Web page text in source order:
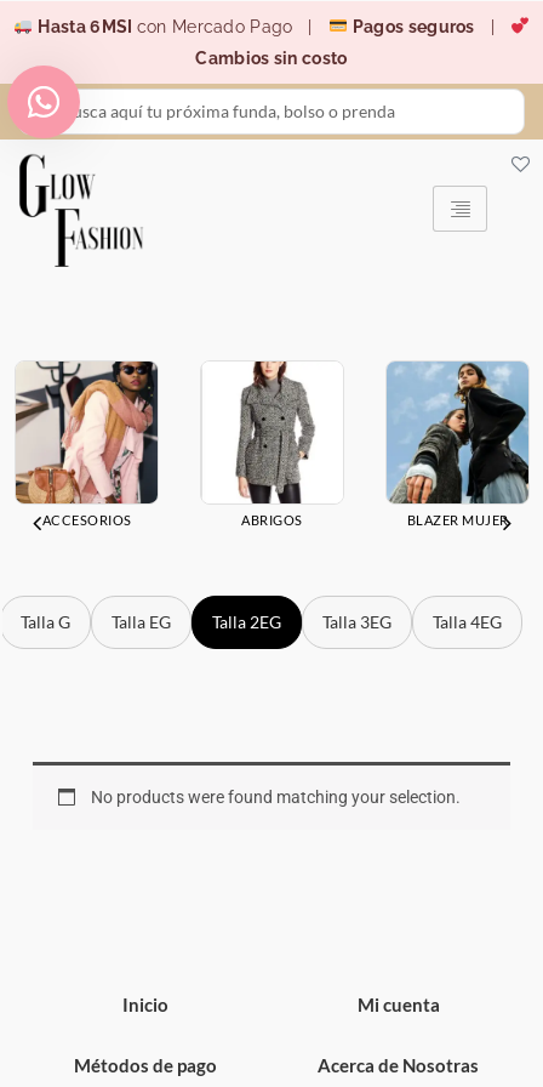
contenido
Hasta 6MSI con Mercado Pago | Pagos seguros
Cambios sin costo
Search
...
ACCESORIOS ABRIGOS BLAZER MUJER
Talla G Talla EG Talla 2EG Talla 3EG Talla 4EG
No products were found matching your selection.
Inicio
Métodos de pago
Mi cuenta
Acerca de Nosotras